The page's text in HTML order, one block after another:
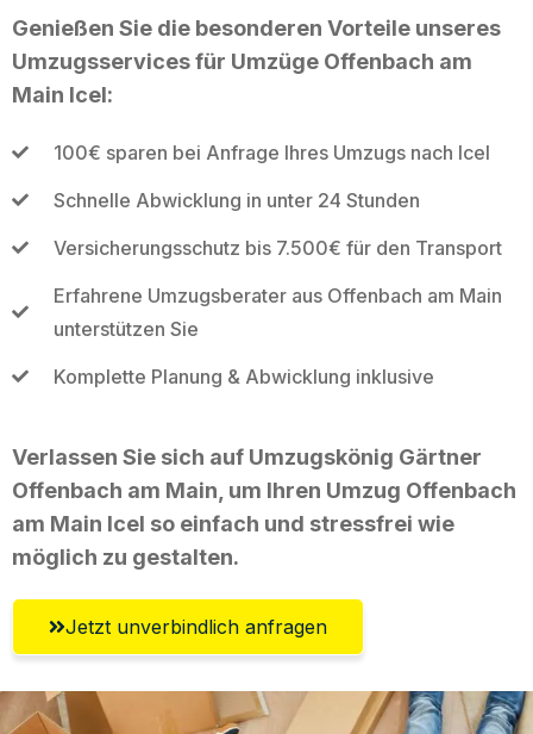
Genießen Sie die besonderen Vorteile unseres
Umzugsservices für Umzüge Offenbach am
Main Icel:
100€ sparen bei Anfrage Ihres Umzugs nach Icel
Schnelle Abwicklung in unter 24 Stunden
Versicherungsschutz bis 7.500€ für den Transport
Erfahrene Umzugsberater aus Offenbach am Main
unterstützen Sie
Komplette Planung & Abwicklung inklusive
Verlassen Sie sich auf Umzugskönig Gärtner
Offenbach am Main, um Ihren Umzug Offenbach
am Main Icel so einfach und stressfrei wie
möglich zu gestalten.
Jetzt unverbindlich anfragen